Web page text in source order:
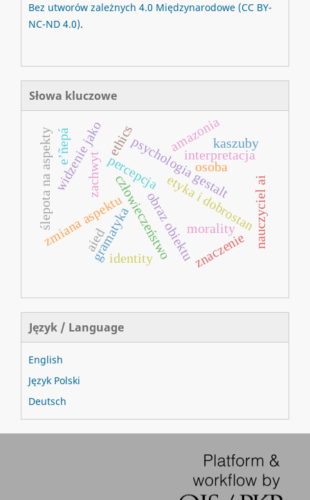
Bez utworów zależnych 4.0 Międzynarodowe (CC BY-
NC-ND 4.0).
Słowa kluczowe
człowieczeństwo
percepcjaetyka i dobrostan
zachwyt
widzenie jako
zmiana aspektu obraz obiektu
gramatyka nauczyciel ai
psychologia gestalt
znaczenie
interpretacja
ślepota na aspekty
aied
identity
ethics
morality
e’ñepá amazonia
osoba
kaszuby
Język / Language
English
Język Polski
Deutsch